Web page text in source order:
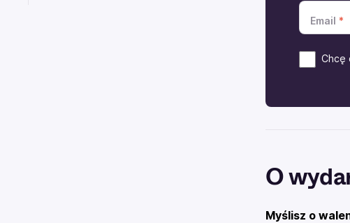
Email
Chcę
O
Myślisz o